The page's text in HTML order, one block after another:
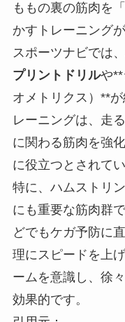
ももの裏の筋肉を
かすトレーニング
スポーツナビでは、
プリントドリルや
オメトリクス）**
レーニングは、走
に関わる筋肉を強
に役立つとされてい
特に、ハムストリ
にも重要な筋肉群
どでもケガ予防に
理にスピードを上
ームを意識し、徐
効果的です。